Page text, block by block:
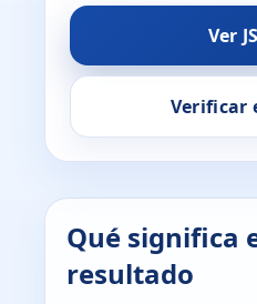
Ver
Verificar
Qué significa
resultado